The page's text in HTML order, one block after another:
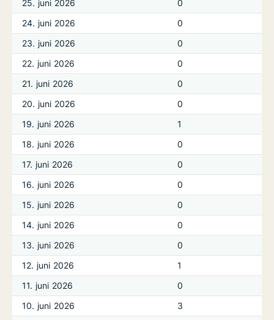
25. juni 2026
0
24. juni 2026
0
23. juni 2026
0
22. juni 2026
0
21. juni 2026
0
20. juni 2026
0
19. juni 2026
1
18. juni 2026
0
17. juni 2026
0
16. juni 2026
0
15. juni 2026
0
14. juni 2026
0
13. juni 2026
0
12. juni 2026
1
11. juni 2026
0
10. juni 2026
3